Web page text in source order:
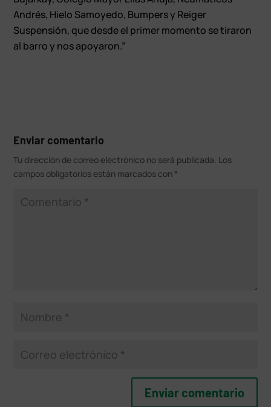
Andrés, Hielo Samoyedo, Bumpers y Reiger
Suspensión, que desde el primer momento se tiraron
al barro y nos apoyaron.”
Enviar comentario
Tu dirección de correo electrónico no será publicada. Los
campos obligatorios están marcados con *